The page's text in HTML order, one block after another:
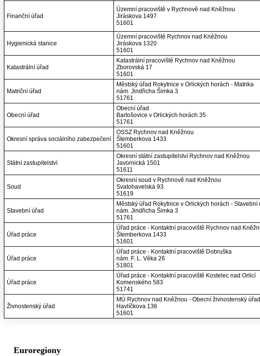
Finanční úřad
Územní pracoviště v Rychnově nad Kněžnou
Jiráskova 1497
51601
Hygienická stanice
Územní pracoviště Rychnov nad Kněžnou
Jiráskova 1320
51601
Katastrální úřad
Katastrální pracoviště Rychnov nad Kněžnou
Zborovská 17
51601
Matriční úřad
Městský úřad Rokytnice v Orlických horách - Matrika
nám. Jindřicha Šimka 3
51761
Obecní úřad
Obecní úřad
Bartošovice v Orlických horách 35
51761
Okresní správa sociálního zabezpečení
OSSZ Rychnov nad Kněžnou
Štemberkova 1433
51601
Státní zastupitelství
Okresní státní zastupitelství Rychnov nad Kněžnou
Javornická 1501
51611
Soud
Okresní soud v Rychnově nad Kněžnou
Svatohavelská 93
51619
Stavební úřad
Městský úřad Rokytnice v Orlických horách - Stavební
nám. Jindřicha Šimka 3
51761
Úřad práce
Úřad práce - Kontaktní pracoviště Rychnov nad
Štemberkova 1433
51601
Úřad práce
Úřad práce - Kontaktní pracoviště Dobruška
nám. F. L. Věka 26
51801
Úřad práce
Úřad práce - Kontaktní pracoviště Kostelec nad Orlicí
Komenského 583
51741
Živnostenský úřad
MÚ Rychnov nad Kněžnou - Obecní živnostenský úřad
Havlíčkova 136
51601
Euroregiony